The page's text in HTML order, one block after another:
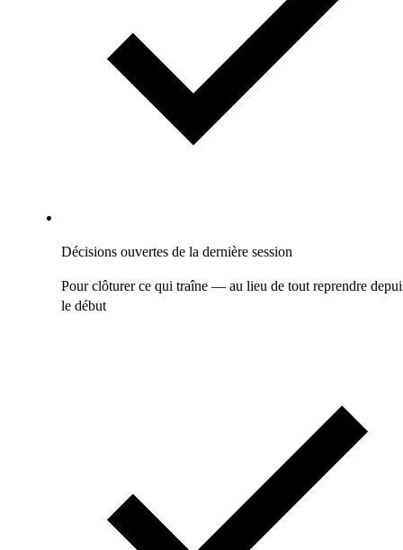
Décisions ouvertes de la dernière session
Pour clôturer ce qui traîne — au lieu de tout reprendre
le début